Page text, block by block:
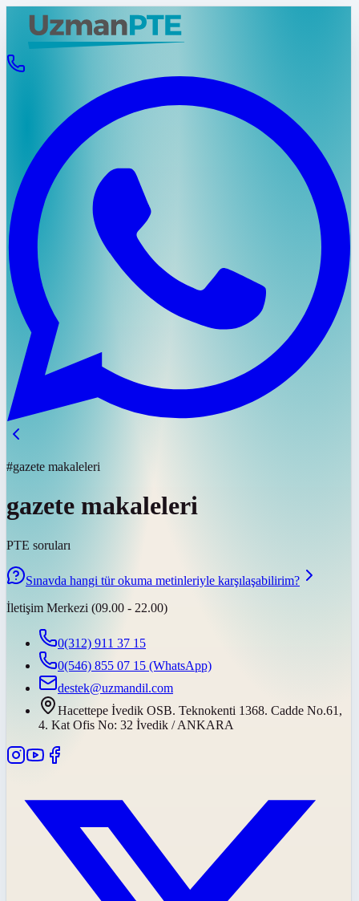
#gazete makaleleri
gazete makaleleri
PTE soruları
Sınavda hangi tür okuma metinleriyle karşılaşabilirim?
İletişim Merkezi (09.00 - 22.00)
0(312) 911 37 15
0(546) 855 07 15 (WhatsApp)
destek@uzmandil.com
Hacettepe İvedik OSB. Teknokenti 1368. Cadde No.61,
4. Kat Ofis No: 32 İvedik / ANKARA